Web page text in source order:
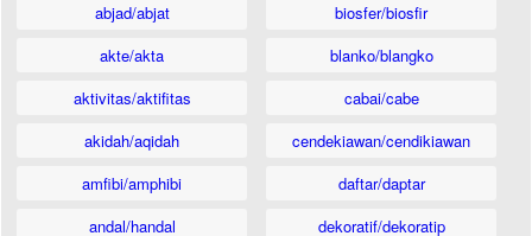
abjad/abjat
akte/akta
aktivitas/aktifitas
akidah/aqidah
amfibi/amphibi
andal/handal
biosfer/biosfir
blanko/blangko
cabai/cabe
cendekiawan/cendikiawan
daftar/daptar
dekoratif/dekoratip